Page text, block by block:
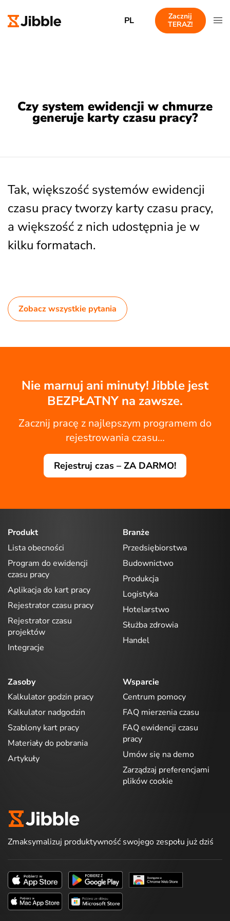
PL
Zacznij
TERAZ!
Czy system ewidencji w chmurze
generuje karty czasu pracy?
Tak, większość systemów ewidencji
czasu pracy tworzy karty czasu pracy,
a większość z nich udostępnia je w
kilku formatach.
Zobacz wszystkie pytania
Nie marnuj ani minuty! Jibble jest
BEZPŁATNY na zawsze.
Zacznij pracę z najlepszym programem do
rejestrowania czasu…
Rejestruj czas – ZA DARMO!
Produkt
Lista obecności
Program do ewidencji
czasu pracy
Aplikacja do kart pracy
Rejestrator czasu pracy
Rejestrator czasu
projektów
Integracje
Branże
Przedsiębiorstwa
Budownictwo
Produkcja
Logistyka
Hotelarstwo
Służba zdrowia
Handel
Zasoby
Kalkulator godzin pracy
Kalkulator nadgodzin
Szablony kart pracy
Materiały do pobrania
Artykuły
Wsparcie
Centrum pomocy
FAQ mierzenia czasu
FAQ ewidencji czasu
pracy
Umów się na demo
Zarządzaj preferencjami
plików cookie
Zmaksymalizuj produktywność swojego zespołu już dziś